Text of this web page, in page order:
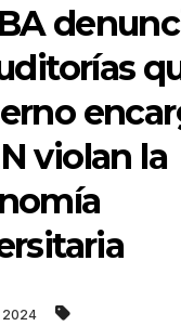
violan la
2024